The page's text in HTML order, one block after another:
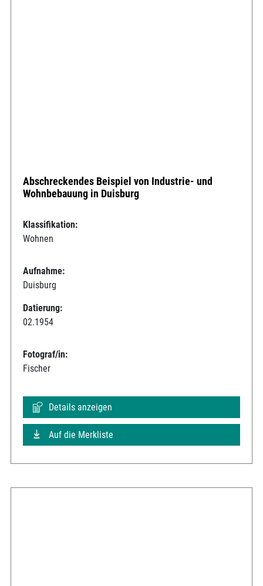
Abschreckendes Beispiel von Industrie- und
Wohnbebauung in Duisburg
Klassifikation:
Wohnen
Aufnahme:
Duisburg
Datierung:
02.1954
Fotograf/in:
Fischer
Details anzeigen
Auf die Merkliste